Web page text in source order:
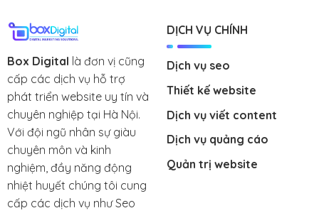
Box Digital là đơn vị cũng
cấp các dịch vụ hỗ trợ
phát triển website uy tín và
chuyên nghiệp tại Hà Nội.
Với đội ngũ nhân sự giàu
chuyên môn và kinh
nghiệm, đầy năng động
nhiệt huyết chúng tôi cung
cấp các dịch vụ như Seo
DỊCH VỤ CHÍNH
Dịch vụ seo
Thiết kế website
Dịch vụ viết content
Dịch vụ quảng cáo
Quản trị website